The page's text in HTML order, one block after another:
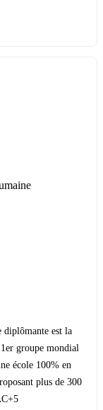
diplômante est la
groupe mondial
école 100% en
plus de 300